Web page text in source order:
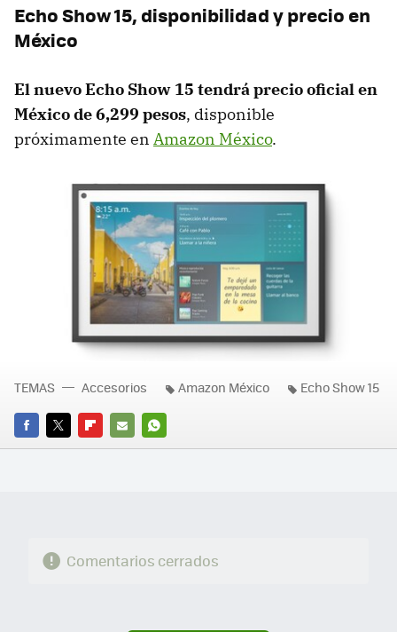
Echo Show 15, disponibilidad y precio en
México
El nuevo Echo Show 15 tendrá precio oficial en
México de 6,299 pesos, disponible
próximamente en Amazon México.
FACEBOOK
TWITTERFLIPBOARD
E-
WHATSAPP
TEMAS Accesorios Amazon México Echo Show 15
Comentarios cerrados